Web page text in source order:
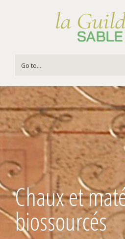
Go to...
Chaux et
biossourcés